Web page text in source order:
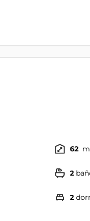
62
2
2